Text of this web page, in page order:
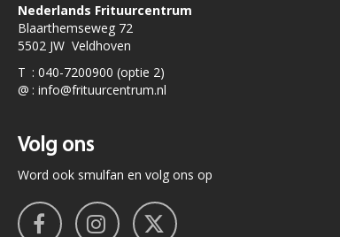
Nederlands Frituurcentrum
Blaarthemseweg 72
5502 JW Veldhoven
T : 040-7200900 (optie 2)
@ : info@frituurcentrum.nl
Volg ons
Word ook smulfan en volg ons op